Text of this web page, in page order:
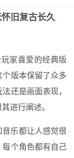
旧复古长久
家喜爱的经典版
版本保留了众多
还是画面表现，
进行阐述。
乐都让人感觉很
个角色都有自己